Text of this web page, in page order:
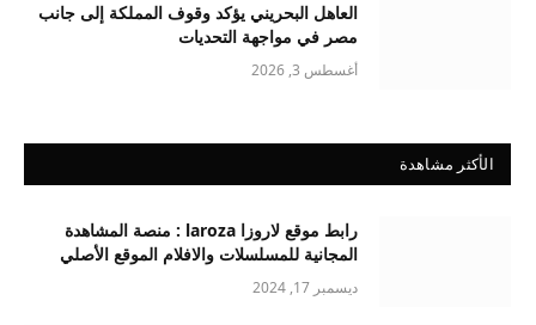
العاهل البحريني يؤكد وقوف المملكة إلى جانب
مصر في مواجهة التحديات
أغسطس 3, 2026
الأكثر مشاهدة
رابط موقع لاروزا laroza : منصة المشاهدة
المجانية للمسلسلات والافلام الموقع الأصلي
ديسمبر 17, 2024